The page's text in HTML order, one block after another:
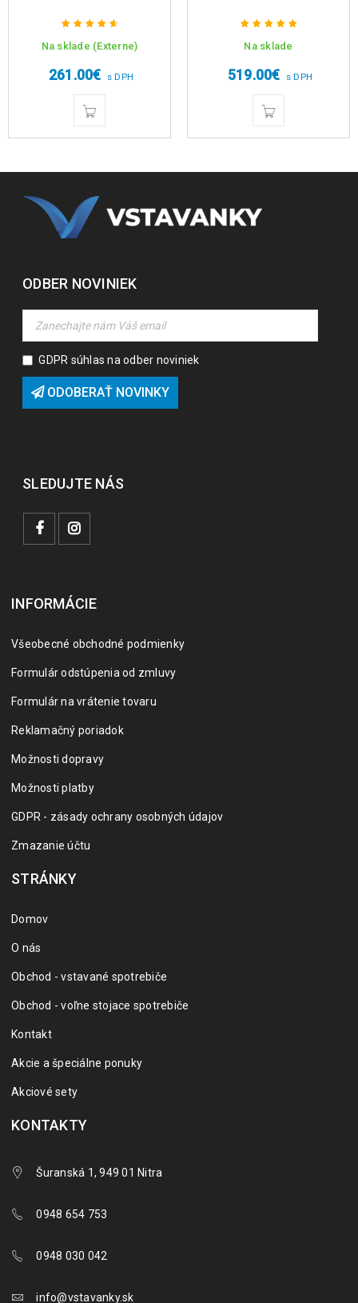
Hodnotenie
Na sklade (Externe)
261.00€ s DPH
Hodnotenie
Na sklade
519.00€ s DPH
ODBER NOVINIEK
GDPR súhlas na odber noviniek
ODOBERAŤ NOVINKY
SLEDUJTE NÁS
INFORMÁCIE
Všeobecné obchodné podmienky
Formulár odstúpenia od zmluvy
Formulár na vrátenie tovaru
Reklamačný poriadok
Možnosti dopravy
Možnosti platby
GDPR - zásady ochrany osobných údajov
Zmazanie účtu
STRÁNKY
Domov
O nás
Obchod - vstavané spotrebiče
Obchod - voľne stojace spotrebiče
Kontakt
Akcie a špeciálne ponuky
Akciové sety
KONTAKTY
Šuranská 1, 949 01 Nitra
0948 654 753
0948 030 042
info@vstavanky.sk